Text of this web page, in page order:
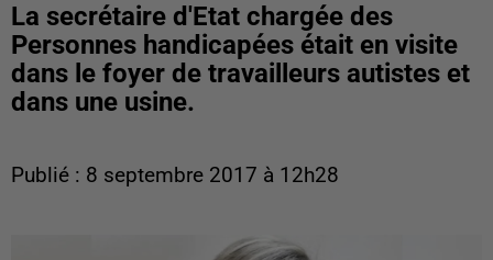
La secrétaire d'Etat chargée des
Personnes handicapées était en visite
dans le foyer de travailleurs autistes et
dans une usine.
Publié : 8 septembre 2017 à 12h28